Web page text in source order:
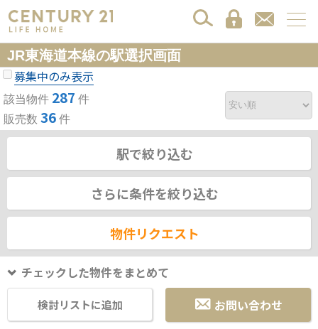
JR東海道本線の駅選択画面
募集中のみ表示
該当物件 287 件
販売数 36 件
駅で絞り込む
さらに条件を絞り込む
物件リクエスト
チェックした物件をまとめて
検討リストに追加 お問い合わせ